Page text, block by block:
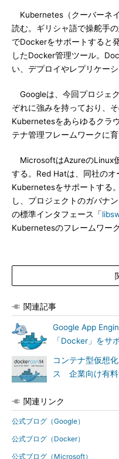
Kubernetes（クーバーネ
読む。ギリシャ語で操舵手
でDockerをサポートすると
したDocker管理ツール。
い、デプロイやレプリケー
Googleは、今回プロジェ
ぞれに強みを持っており、
Kubernetesをあらゆるクラ
テナ管理フレームワークに育
MicrosoftはAzureのLinux
する。Red Hatは、同社の
Kubernetesをサポートする
し、プロジェクトのガバナ
の標準インタフェース「
Kubernetesのフレームワー
関連記事
Google App
「Docker」をサ
コンテナ型仮想
ス 企業向け有料
関連リンク
公式ブログ（Google）
公式ブログ（Docker）
公式ブログ（Microsoft）